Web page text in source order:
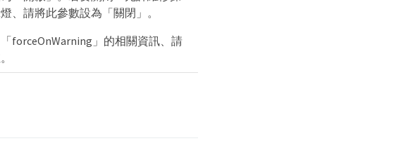
、請將此參數設為「關閉」。
forceOnWarning」的相關資訊、請